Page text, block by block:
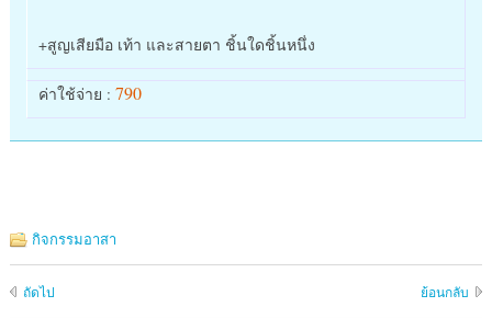
+สูญเสียมือ เท้า และสายตา ชิ้นใดชิ้นหนึ่ง
ค่าใช้จ่าย : 790
กิจกรรมอาสา
ถัดไป ย้อนกลับ